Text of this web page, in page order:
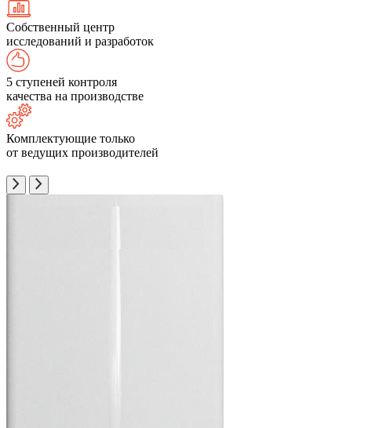
Собственный центр
исследований и разработок
5 ступеней контроля
качества на производстве
Комплектующие только
от ведущих производителей